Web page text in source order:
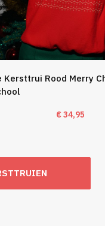
Kersttrui Rood Merry
€34,95